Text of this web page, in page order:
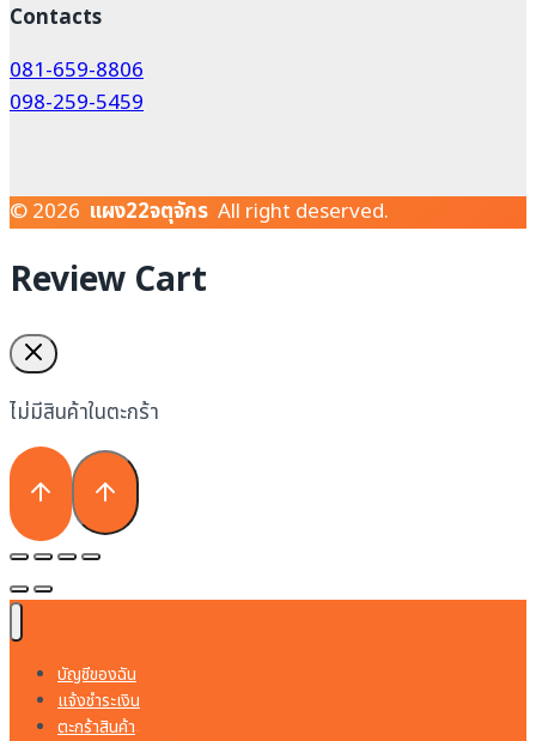
Contacts
081-659-8806
098-259-5459
© 2026 แผง22จตุจักร All right deserved.
Review Cart
ไม่มีสินค้าในตะกร้า
บัญชีของฉัน
แจ้งชำระเงิน
ตะกร้าสินค้า